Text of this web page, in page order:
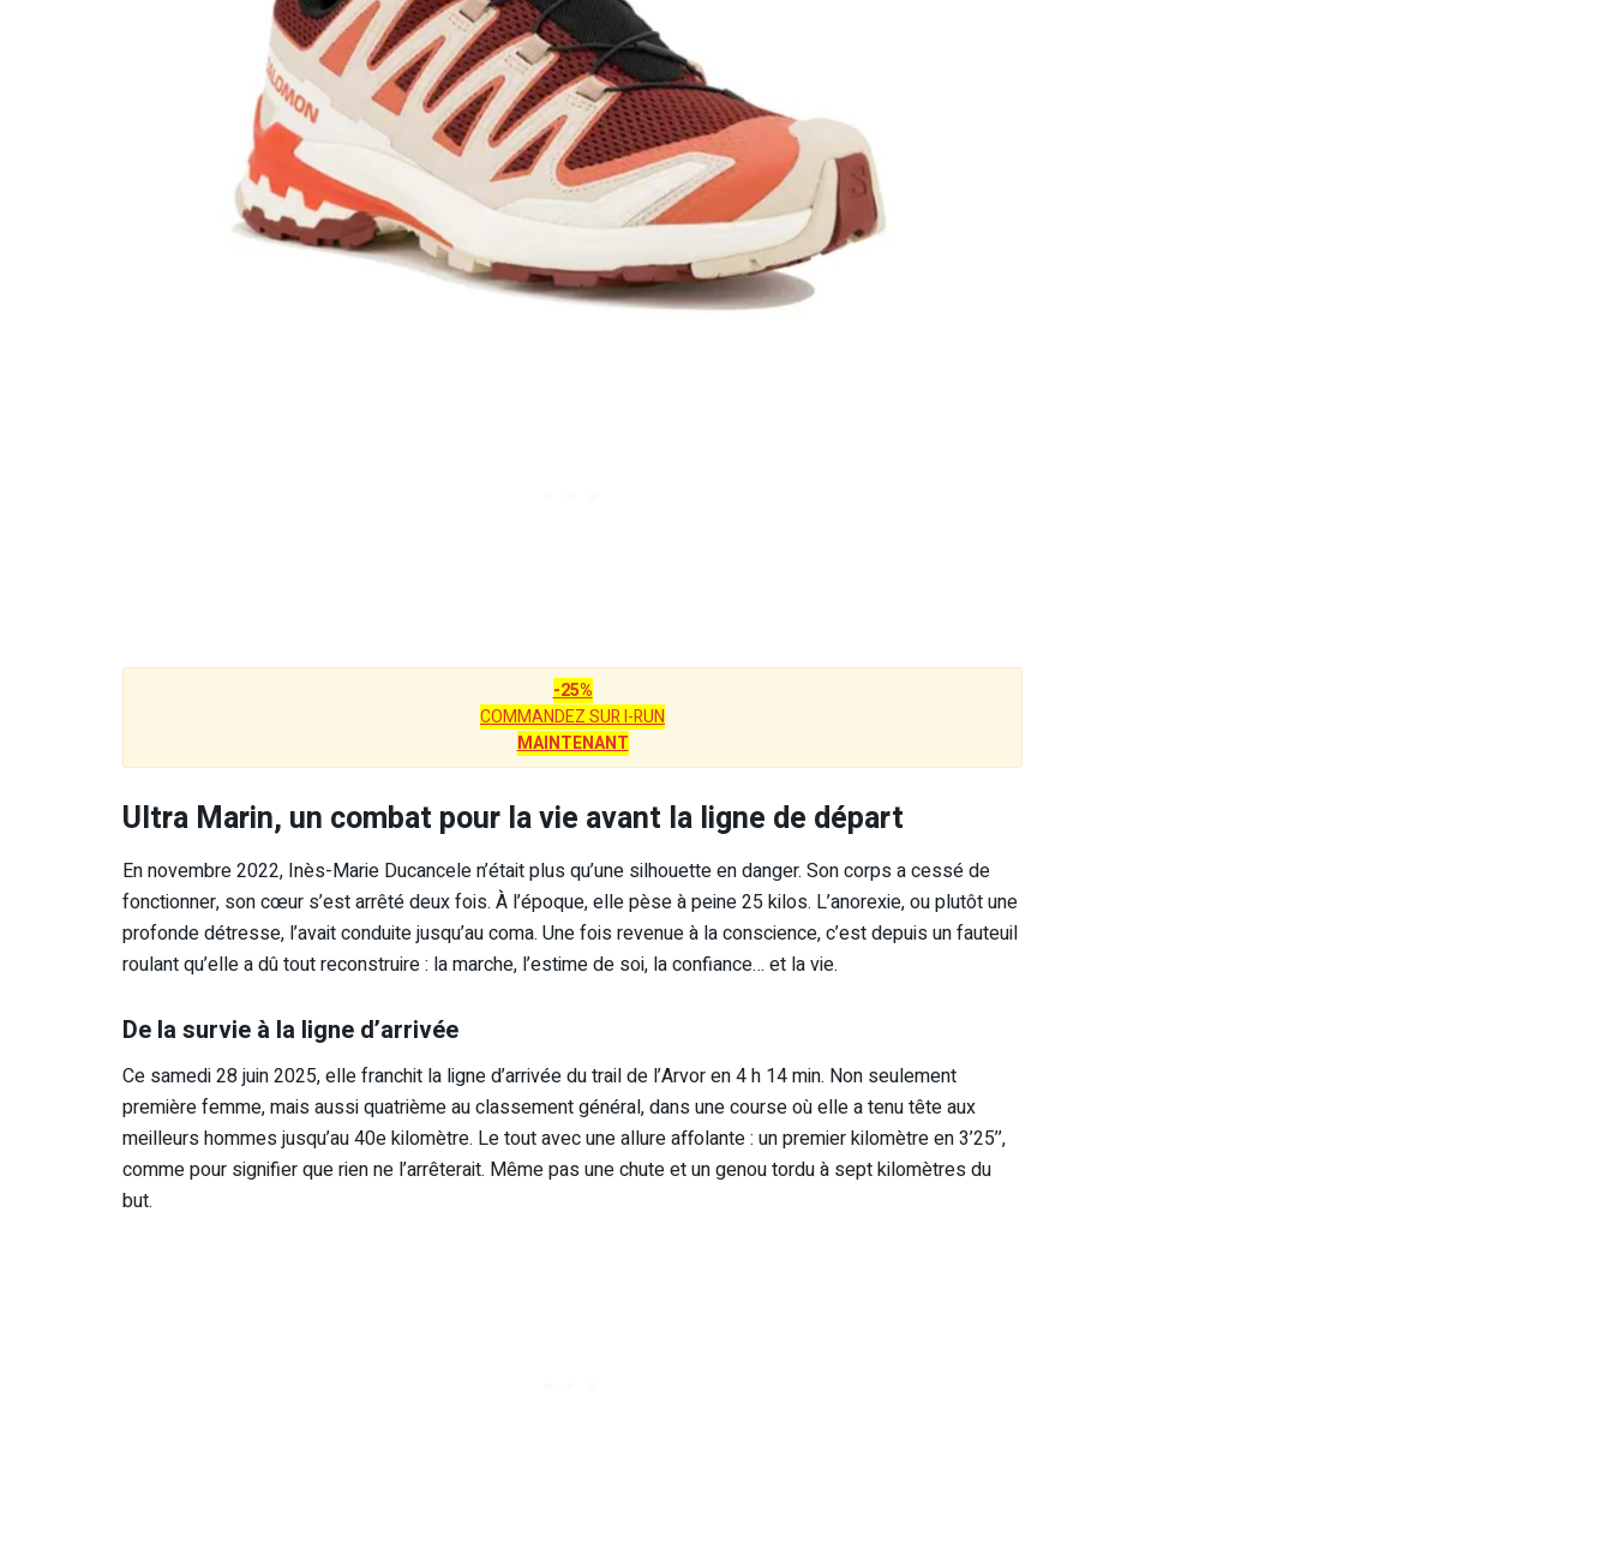
-25%
COMMANDEZ SUR I-RUN
MAINTENANT
Ultra Marin, un combat pour la vie avant la ligne de départ
En novembre 2022, Inès-Marie Ducancele n’était plus qu’une silhouette en danger. Son corps a cessé de
fonctionner, son cœur s’est arrêté deux fois. À l’époque, elle pèse à peine 25 kilos. L’anorexie, ou plutôt une
profonde détresse, l’avait conduite jusqu’au coma. Une fois revenue à la conscience, c’est depuis un fauteuil
roulant qu’elle a dû tout reconstruire : la marche, l’estime de soi, la confiance… et la vie.
De la survie à la ligne d’arrivée
Ce samedi 28 juin 2025, elle franchit la ligne d’arrivée du trail de l’Arvor en 4 h 14 min. Non seulement
première femme, mais aussi quatrième au classement général, dans une course où elle a tenu tête aux
meilleurs hommes jusqu’au 40e kilomètre. Le tout avec une allure affolante : un premier kilomètre en 3’25’’,
comme pour signifier que rien ne l’arrêterait. Même pas une chute et un genou tordu à sept kilomètres du
but.